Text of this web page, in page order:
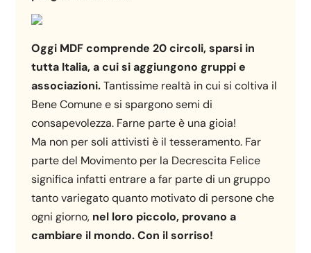
Oggi MDF comprende 20 circoli, sparsi in
tutta Italia, a cui si aggiungono gruppi e
associazioni.Tantissime realtà in cui si coltiva il
Bene Comune e si spargono semi di
consapevolezza. Farne parte è una gioia!
Ma non per soli attivisti è il tesseramento. Far
parte del Movimento per la Decrescita Felice
significa infatti entrare a far parte di un gruppo
tanto variegato quanto motivato di persone che
ogni giorno, nel loro piccolo, provano a
cambiare il mondo. Con il sorriso!